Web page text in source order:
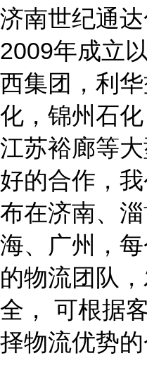
济南世纪通
2009年成立
西集团，利
化，锦州石
江苏裕廊等
好的合作，
布在济南、
海、广州 ，
的物流团队
全，
可根据
择物流优势